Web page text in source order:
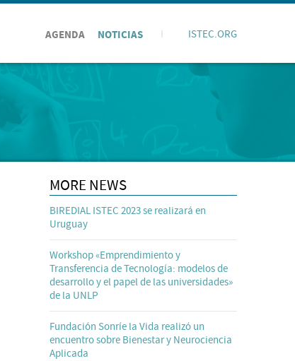
AGENDA NOTICIAS ISTEC.ORG
MORE NEWS
BIREDIAL ISTEC 2023 se realizará en
Uruguay
Workshop «Emprendimiento y
Transferencia de Tecnología: modelos de
desarrollo y el papel de las universidades»
de la UNLP
Fundación Sonríe la Vida realizó un
encuentro sobre Bienestar y Neurociencia
Aplicada